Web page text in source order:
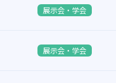
展示会・学会
展示会・学会